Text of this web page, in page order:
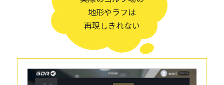
地形やラフは
再現しきれない